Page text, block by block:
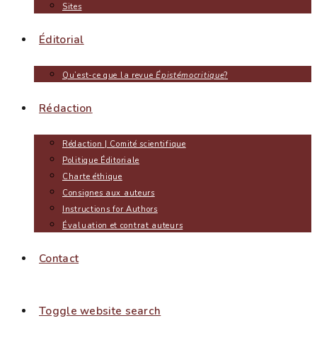
Sites
Éditorial
Qu’est-ce que la revueÉpistémocritique?
Rédaction
Rédaction | Comité scientifique
Politique Éditoriale
Charte éthique
Consignes aux auteurs
Instructions for Authors
Évaluation et contrat auteurs
Contact
Toggle website search